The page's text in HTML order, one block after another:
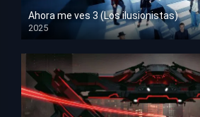
Ahora me ves 3 (Los ilusionistas)
2025
HD 1080p